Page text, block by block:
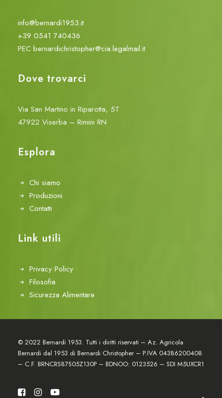
info@bernardi1953.it
+39 0541 740436
PEC bernardichristopher@cia.legalmail.it
Dove trovarci
Via San Martino in Riparotta, 5T
47922 Viserba – Rimini RN
Esplora
Chi siamo
Produzioni
Contatti
Link utili
Privacy Policy
Filosofia
Sicurezza Alimentare
© 2022 Bernardi 1953. Tutti i diritti riservati – Az. Agricola
Bernardi dal 1953 di Bernardi Christopher – P.IVA 04386200408
– C.F. BRNCRS87S05Z130P – BDNOO: 0123526 – SDI M5UXCR1